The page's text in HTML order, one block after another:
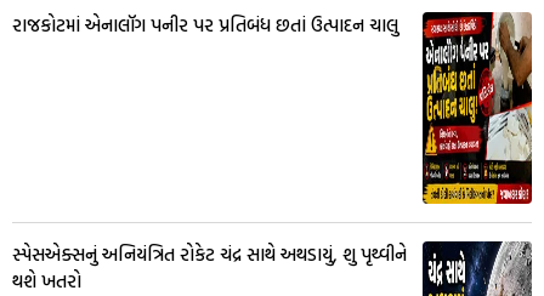
રાજકોટમાં એનાલૉગ પનીર પર પ્રતિબંધ છતાં ઉત્પાદન ચાલુ
સ્પેસએક્સનું અનિયંત્રિત રોકેટ ચંદ્ર સાથે અથડાયું, શુ પૃથ્વીને
થશે ખતરો